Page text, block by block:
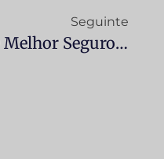
Seguinte
O Melhor Seguro Automóvel Em Espanha Em 2025: Classificado Por Caso